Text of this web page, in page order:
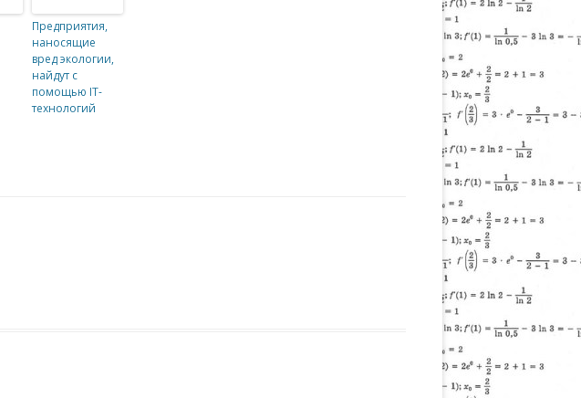
Предприятия,
наносящие
вред экологии,
найдут с
помощью IT-
технологий